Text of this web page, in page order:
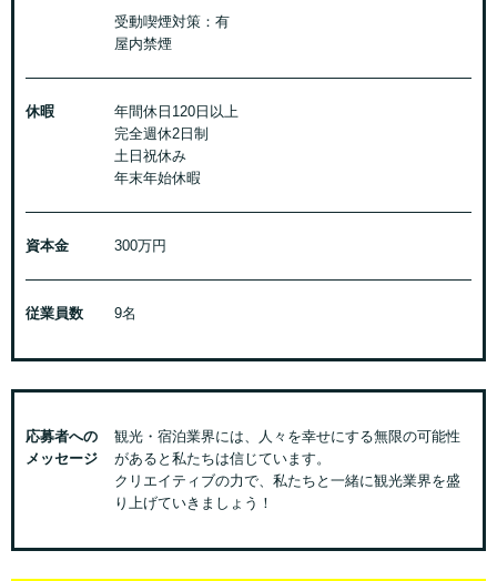
受動喫煙対策：有
屋内禁煙
休暇
年間休日120日以上
完全週休2日制
土日祝休み
年末年始休暇
資本金 300万円
従業員数 9名
応募者への
メッセージ
観光・宿泊業界には、人々を幸せにする無限の可能性
があると私たちは信じています。
クリエイティブの力で、私たちと一緒に観光業界を盛
り上げていきましょう！